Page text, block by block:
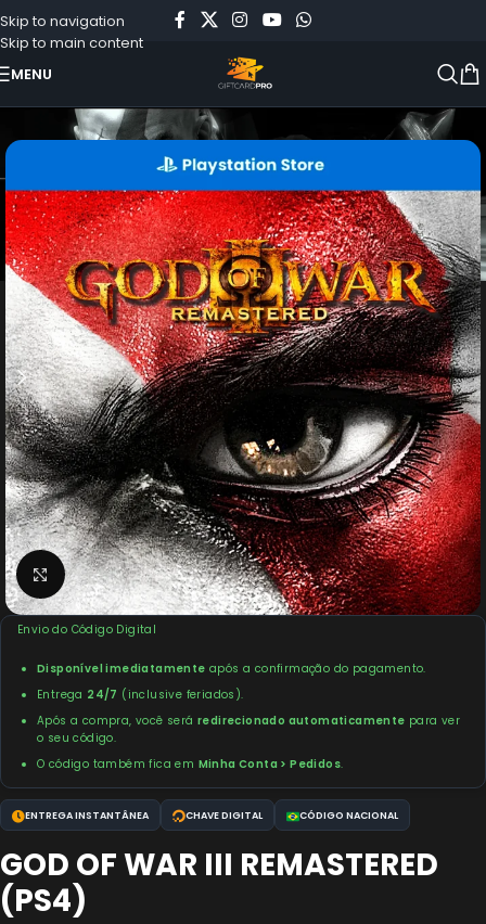
Skip to navigation
Skip to main content
MENU
Clique para ampliar
Envio do Código Digital
Disponível imediatamente após a confirmação do pagamento.
Entrega 24/7 (inclusive feriados).
Após a compra, você será redirecionado automaticamente para ver
o seu código.
O código também fica em Minha Conta > Pedidos.
ENTREGA INSTANTÂNEA CHAVE DIGITAL CÓDIGO NACIONAL
GOD OF WAR III REMASTERED
(PS4)